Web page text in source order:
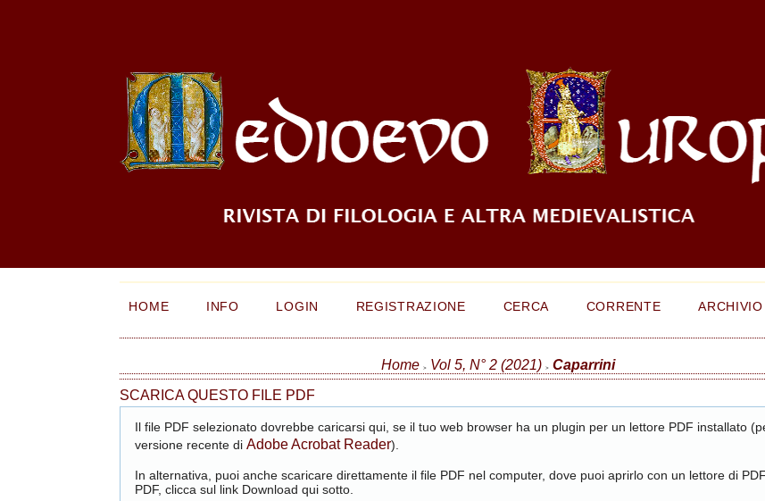
HOME INFO LOGIN REGISTRAZIONE CERCA CORRENTE ARCHIVIO
Home > Vol 5, N° 2 (2021) > Caparrini
SCARICA QUESTO FILE PDF
Il file PDF selezionato dovrebbe caricarsi qui, se il tuo web browser ha un plugin per un lettore PDF installato
versione recente di Adobe Acrobat Reader).
In alternativa, puoi anche scaricare direttamente il file PDF nel computer, dove puoi aprirlo con un lettore di
PDF, clicca sul link Download qui sotto.